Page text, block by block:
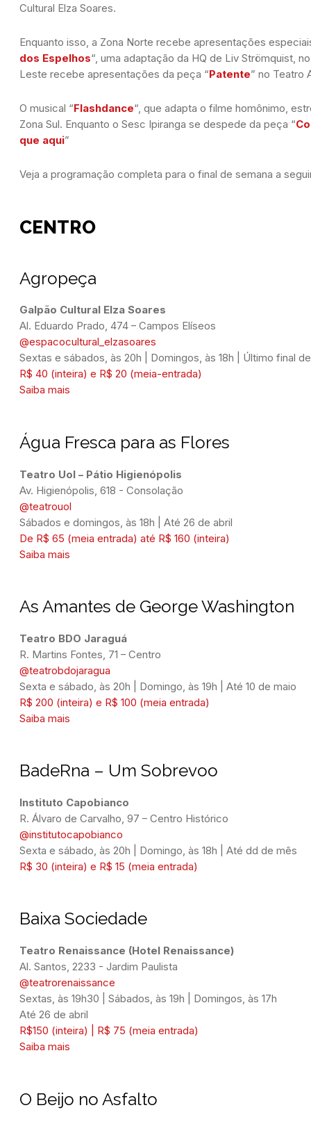
Cultural Elza Soares.
Enquanto isso, a Zona Norte recebe apresentações
dos Espelhos“, uma adaptação da HQ de Liv Strömquist,
Leste recebe apresentações da peça “Patente” no Teatro
O musical “Flashdance“, que adapta o filme homônimo,
Zona Sul. Enquanto o Sesc Ipiranga se despede da peça “
que aqui”
Veja a programação completa para o final de semana a
CENTRO
Agropeça
Al. Eduardo Prado, 474 – Campos Elíseos
@espacocultural_elzasoares
Sextas e sábados, às 20h | Domingos, às 18h | Último final
R$ 40 (inteira) e R$ 20 (meia-entrada)
Saiba mais
Água Fresca para as Flores
Teatro Uol – Pátio Higienópolis
Av. Higienópolis, 618 - Consolação
@teatrouol
Sábados e domingos, às 18h | Até 26 de abril
De R$ 65 (meia entrada) até R$ 160 (inteira)
Saiba mais
As Amantes de George Washington
Teatro BDO Jaraguá
@teatrobdojaragua
Sexta e sábado, às 20h | Domingo, às 19h | Até 10 de maio
R$ 200 (inteira) e R$ 100 (meia entrada)
Saiba mais
BadeRna – Um Sobrevoo
Instituto Capobianco
@institutocapobianco
Sexta e sábado, às 20h | Domingo, às 18h | Até dd de mês
R$ 30 (inteira) e R$ 15 (meia entrada)
Baixa Sociedade
Al. Santos, 2233 - Jardim Paulista
@teatrorenaissance
Sextas, às 19h30 | Sábados, às 19h | Domingos, às 17h
Até 26 de abril
R$150 (inteira) | R$ 75 (meia entrada)
Saiba mais
O Beijo no Asfalto